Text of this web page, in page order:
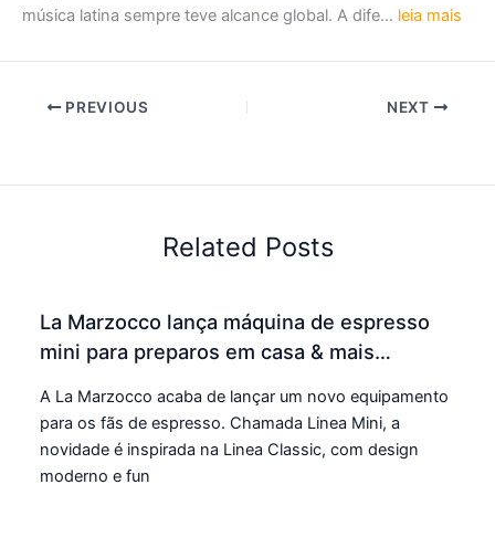
música latina sempre teve alcance global. A dife… leia mais
PREVIOUS NEXT
Related Posts
La Marzocco lança máquina de espresso
mini para preparos em casa & mais…
A La Marzocco acaba de lançar um novo equipamento
para os fãs de espresso. Chamada Linea Mini, a
novidade é inspirada na Linea Classic, com design
moderno e fun